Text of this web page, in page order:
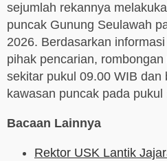
sejumlah rekannya
puncak Gunung Seulawah
2026. Berdasarkan
pihak pencarian,
sekitar pukul 09.00 WIB dan
kawasan puncak pada pukul
Bacaan Lainnya
Rektor USK Lantik